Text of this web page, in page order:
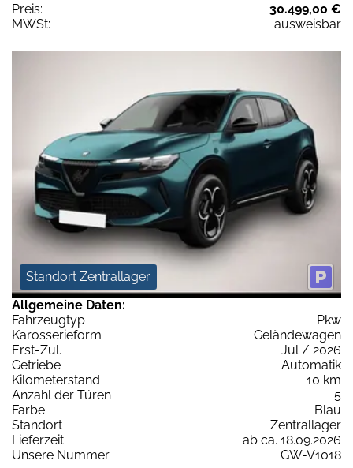
Preis:
30.499,00 €
MWSt:
ausweisbar
Standort Zentrallager
Allgemeine Daten:
Fahrzeugtyp
Pkw
Karosserieform
Geländewagen
Erst-Zul.
Jul / 2026
Getriebe
Automatik
Kilometerstand
10 km
Anzahl der Türen
5
Farbe
Blau
Standort
Zentrallager
Lieferzeit
ab ca. 18.09.2026
Unsere Nummer
GW-V1018